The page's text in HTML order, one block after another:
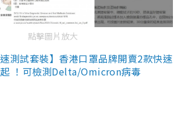
點擊圖片放大
測試套裝】香港口罩品牌開賣2款快速
！可檢測Delta/Omicron病毒